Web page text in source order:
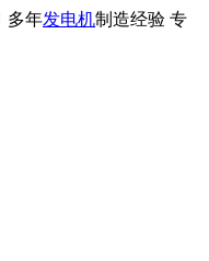
多年发电机制造经验 专